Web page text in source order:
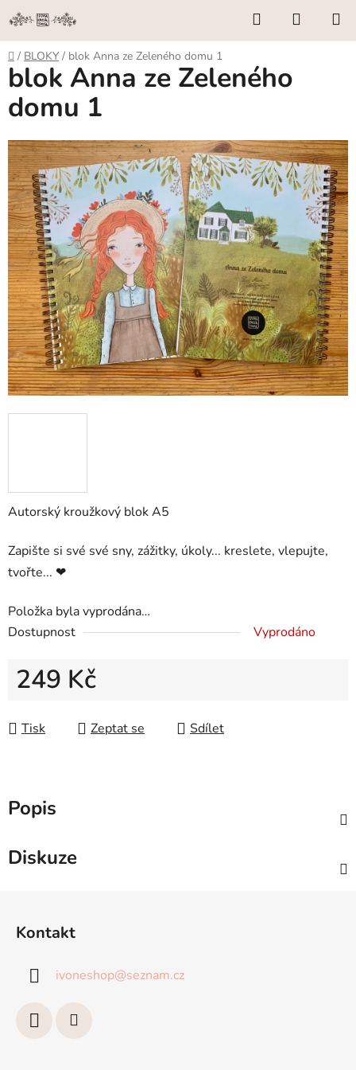
Přejít
na
obsah
Hledat
KOŠÍK
Domů
/ BLOKY / blok Anna ze Zeleného domu 1
Autorský kroužkový blok A5
Zapište si své své sny, zážitky, úkoly... kreslete, vlepujte,
tvořte... ❤
Položka byla vyprodána…
Dostupnost
Vyprodáno
249 Kč
Tisk
Zeptat se Sdílet
blok Anna ze Zeleného
domu 1
Popis
Diskuze
Kontakt
ivoneshop@seznam.cz